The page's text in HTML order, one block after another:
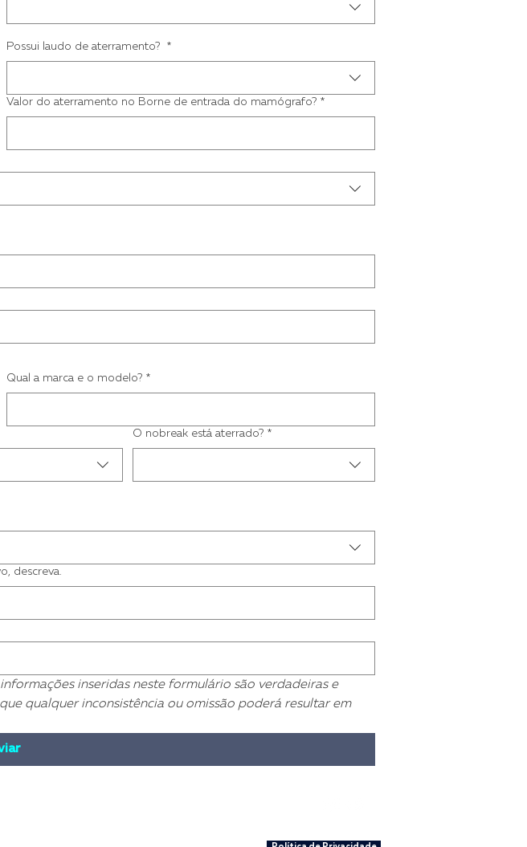
Possui laudo de aterramento? *
Valor do aterramento no Borne de entrada do mamógrafo? *
Qual a marca e o modelo? *
O nobreak está aterrado? *
descreva.
inseridas neste formulário são verdadeiras e
qualquer inconsistência ou omissão poderá resultar em